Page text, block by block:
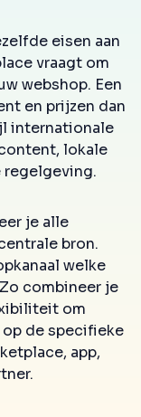
eisen aan
vraagt om
webshop. Een
en prijzen dan
internationale
lokale
je alle
bron.
welke
combineer je
om
de specifieke
app,